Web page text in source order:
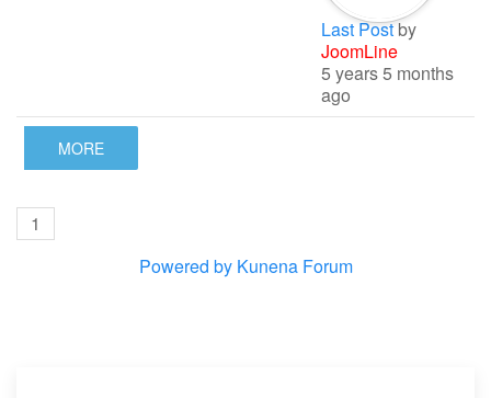
MORE
Last Postby
JoomLine
5 years 5 months
ago
1
Powered by Kunena Forum